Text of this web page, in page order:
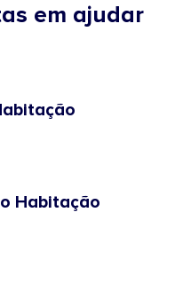
em ajudar
Habitação